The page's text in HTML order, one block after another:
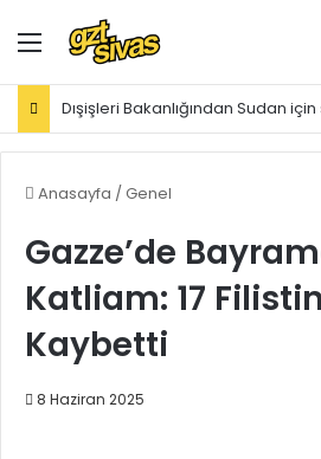
Menü
Anasayfa / Genel
Gazze’de
Katliam: 17
Kaybetti
8 Haziran 2025